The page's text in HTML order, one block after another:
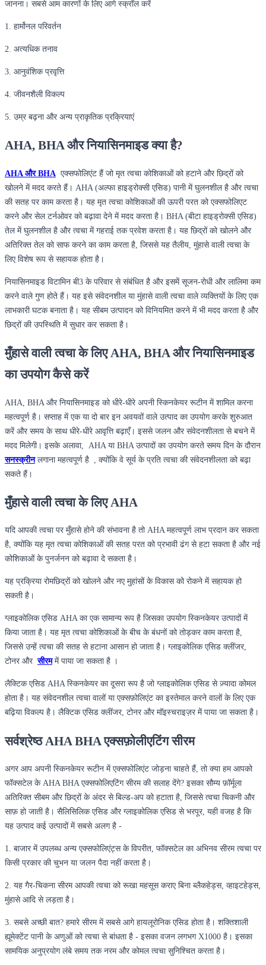
जानना। सबसे आम कारणों के लिए आगे स्क्रॉल करें
1. हार्मोनल परिवर्तन
2. अत्यधिक तनाव
3. आनुवंशिक प्रवृत्ति
4. जीवनशैली विकल्प
5. उम्र बढ़ना और अन्य प्राकृतिक प्रक्रियाएं
AHA, BHA और नियासिनमाइड क्या है?
AHA और BHA एक्सफोलिएंट हैं जो मृत त्वचा कोशिकाओं को हटाने और छिद्रों को
खोलने में मदद करते हैं। AHA (अल्फा हाइड्रोक्सी एसिड) पानी में घुलनशील है और त्वचा
की सतह पर काम करता है। यह मृत त्वचा कोशिकाओं की ऊपरी परत को एक्सफोलिएट
करने और सेल टर्नओवर को बढ़ावा देने में मदद करता है। BHA (बीटा हाइड्रोक्सी एसिड)
तेल में घुलनशील है और त्वचा में गहराई तक प्रवेश करता है। यह छिद्रों को खोलने और
अतिरिक्त तेल को साफ करने का काम करता है, जिससे यह तैलीय, मुंहासे वाली त्वचा के
लिए विशेष रूप से सहायक होता है।
नियासिनमाइड विटामिन बी3 के परिवार से संबंधित है और इसमें सूजन-रोधी और लालिमा कम
करने वाले गुण होते हैं। यह इसे संवेदनशील या मुंहासे वाली त्वचा वाले व्यक्तियों के लिए एक
लाभकारी घटक बनाता है। यह सीबम उत्पादन को विनियमित करने में भी मदद करता है और
छिद्रों की उपस्थिति में सुधार कर सकता है।
मुँहासे वाली त्वचा के लिए AHA, BHA और नियासिनमाइड
का उपयोग कैसे करें
AHA, BHA और नियासिनमाइड को धीरे-धीरे अपनी स्किनकेयर रूटीन में शामिल करना
महत्वपूर्ण है। सप्ताह में एक या दो बार इन अवयवों वाले उत्पाद का उपयोग करके शुरुआत
करें और समय के साथ धीरे-धीरे आवृत्ति बढ़ाएँ। इससे जलन और संवेदनशीलता से बचने में
मदद मिलेगी। इसके अलावा, AHA या BHA उत्पादों का उपयोग करते समय दिन के दौरान
सनस्क्रीन लगाना महत्वपूर्ण है , क्योंकि वे सूर्य के प्रति त्वचा की संवेदनशीलता को बढ़ा
सकते हैं।
मुँहासे वाली त्वचा के लिए AHA
यदि आपकी त्वचा पर मुँहासे होने की संभावना है तो AHA महत्वपूर्ण लाभ प्रदान कर सकता
है, क्योंकि यह मृत त्वचा कोशिकाओं की सतह परत को प्रभावी ढंग से हटा सकता है और नई
कोशिकाओं के पुनर्जनन को बढ़ावा दे सकता है।
यह प्रक्रिया रोमछिद्रों को खोलने और नए मुहांसों के विकास को रोकने में सहायक हो
सकती है।
ग्लाइकोलिक एसिड AHA का एक सामान्य रूप है जिसका उपयोग स्किनकेयर उत्पादों में
किया जाता है। यह मृत त्वचा कोशिकाओं के बीच के बंधनों को तोड़कर काम करता है,
जिससे उन्हें त्वचा की सतह से हटाना आसान हो जाता है। ग्लाइकोलिक एसिड क्लींजर,
टोनर औरसीरम में पाया जा सकता है ।
लैक्टिक एसिड AHA स्किनकेयर का दूसरा रूप है जो ग्लाइकोलिक एसिड से ज़्यादा कोमल
होता है। यह संवेदनशील त्वचा वालों या एक्सफ़ोलिएंट का इस्तेमाल करने वालों के लिए एक
बढ़िया विकल्प है। लैक्टिक एसिड क्लींजर, टोनर और मॉइस्चराइज़र में पाया जा सकता है।
सर्वश्रेष्ठ AHA BHA एक्सफ़ोलीएटिंग सीरम
अगर आप अपनी स्किनकेयर रूटीन में एक्सफोलिएंट जोड़ना चाहते हैं, तो क्या हम आपको
फॉक्सटेल के AHA BHA एक्सफोलिएटिंग सीरम की सलाह देंगे? इसका सौम्य फ़ॉर्मूला
अतिरिक्त सीबम और छिद्रों के अंदर से बिल्ड-अप को हटाता है, जिससे त्वचा चिकनी और
साफ़ हो जाती है। सैलिसिलिक एसिड और ग्लाइकोलिक एसिड से भरपूर, यही वजह है कि
यह उत्पाद कई उत्पादों में सबसे अलग है -
1. बाजार में उपलब्ध अन्य एक्सफोलिएंट्स के विपरीत, फॉक्सटेल का अभिनव सीरम त्वचा पर
किसी प्रकार की चुभन या जलन पैदा नहीं करता है।
2. यह गैर-चिकना सीरम आपकी त्वचा को रूखा महसूस कराए बिना ब्लैकहेड्स, व्हाइटहेड्स,
मुंहासे आदि से लड़ता है।
3. सबसे अच्छी बात? हमारे सीरम में सबसे आगे हायलूरोनिक एसिड होता है। शक्तिशाली
ह्यूमेक्टेंट पानी के अणुओं को त्वचा से बांधता है - इसका वजन लगभग X1000 है। इसका
सामयिक अनुप्रयोग लंबे समय तक नरम और कोमल त्वचा सुनिश्चित करता है।